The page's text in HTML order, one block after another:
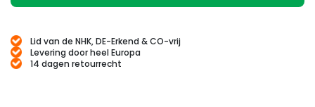
Lid van de NHK, DE-Erkend & CO-vrij
Levering door heel Europa
14 dagen retourrecht